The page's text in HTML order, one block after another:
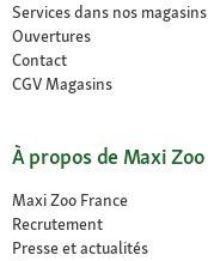
Services dans nos magasins
Ouvertures
Contact
CGV Magasins
À propos de Maxi Zoo
Maxi Zoo France
Recrutement
Presse et actualités